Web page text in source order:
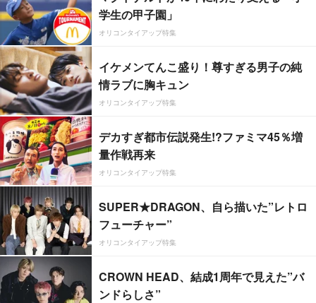
学生の甲子園」
オリコンタイアップ特集
イケメンてんこ盛り！尊すぎる男子の純
情ラブに胸キュン
オリコンタイアップ特集
デカすぎ都市伝説発生!?ファミマ45％増
量作戦再来
オリコンタイアップ特集
SUPER★DRAGON、自ら描いた”レトロ
フューチャー”
オリコンタイアップ特集
CROWN HEAD、結成1周年で見えた”バ
ンドらしさ”